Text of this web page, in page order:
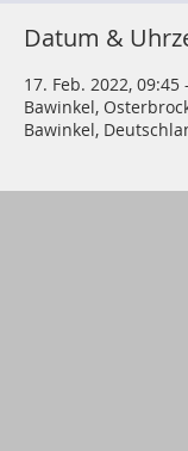
Datum &
17. Feb. 2022, 09:45
Bawinkel,
Bawinkel,